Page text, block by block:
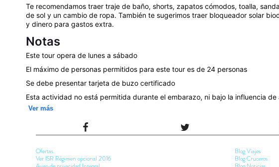
-Barcos equipados con botiquín de primeros auxilios y
Te recomendamos traer traje de baño, shorts, zapatos cómodos, toalla,
de sol y un cambio de ropa. También te sugerimos traer bloqueador solar
y dinero para gastos extra.
Notas
Este tour opera de lunes a sábado
El máximo de personas permitidos para este tour es de 24 personas
Se debe presentar tarjeta de buzo certificado
Esta actividad no está permitida durante el embarazo, ni bajo la influencia de
tóxica
No incluye traslado terrestre a Marina Aquaworld
Ver más
Ofertas
Ver ISR Régimen opcional 2016
Blog Viajes
Blog Cruceros